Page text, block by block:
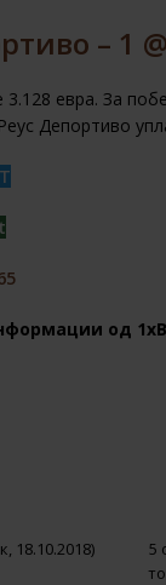
– 1
евра. За
Депортиво
од
18.10.2018)
5